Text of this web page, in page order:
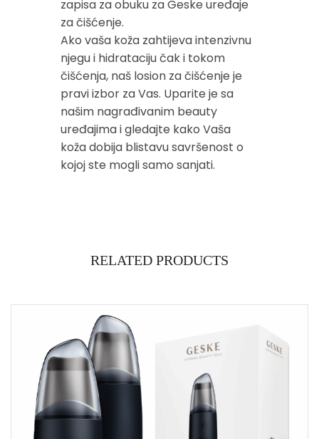
zapisa za obuku za Geske uređaje
za čišćenje.
Ako vaša koža zahtijeva intenzivnu
njegu i hidrataciju čak i tokom
čišćenja, naš losion za čišćenje je
pravi izbor za Vas. Uparite je sa
našim nagrađivanim beauty
uređajima i gledajte kako Vaša
koža dobija blistavu savršenost o
kojoj ste mogli samo sanjati.
RELATED PRODUCTS